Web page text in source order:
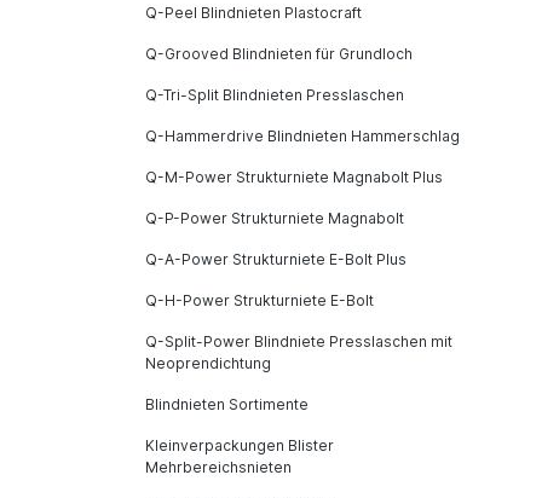
Q-Peel Blindnieten Plastocraft
Q-Grooved Blindnieten für Grundloch
Q-Tri-Split Blindnieten Presslaschen
Q-Hammerdrive Blindnieten Hammerschlag
Q-M-Power Strukturniete Magnabolt Plus
Q-P-Power Strukturniete Magnabolt
Q-A-Power Strukturniete E-Bolt Plus
Q-H-Power Strukturniete E-Bolt
Q-Split-Power Blindniete Presslaschen mit
Neoprendichtung
Blindnieten Sortimente
Kleinverpackungen Blister
Mehrbereichsnieten